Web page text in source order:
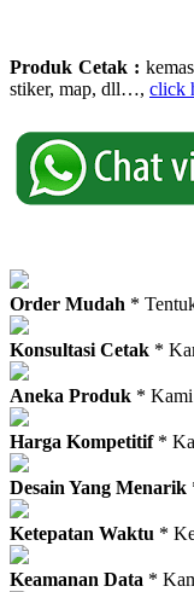
Produk Cetak :
stiker, map, dll…, click
Order Mudah *
Konsultasi Cetak *
Aneka Produk * Kami
Harga Kompetitif*
Desain Yang Menarik
Ketepatan Waktu *
Keamanan Data *